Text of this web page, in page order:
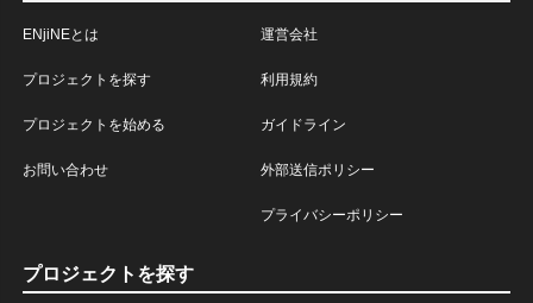
ENjiNEとは
プロジェクトを探す
プロジェクトを始める
お問い合わせ
運営会社
利用規約
ガイドライン
外部送信ポリシー
プライバシーポリシー
プロジェクトを探す